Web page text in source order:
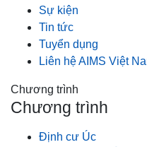
Sự kiện
Tin tức
Tuyển dụng
Liên hệ AIMS Việt
Chương trình
Chương trình
Định cư Úc